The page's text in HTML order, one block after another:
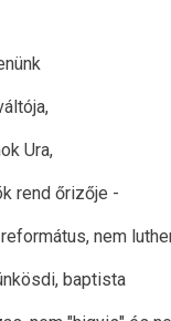
Ura,
rend őrizője -
nem
baptista